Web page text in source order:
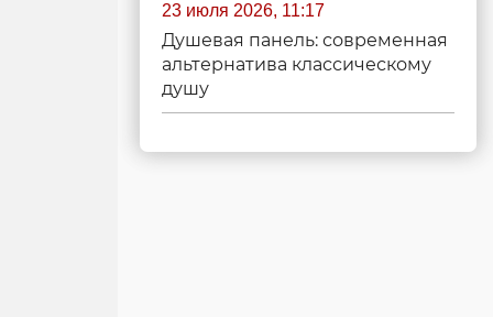
23 июля 2026, 11:17
Душевая панель: современная
альтернатива классическому
душу